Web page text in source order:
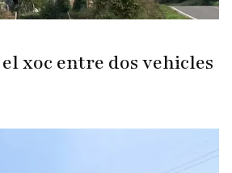
xoc entre dos vehicles